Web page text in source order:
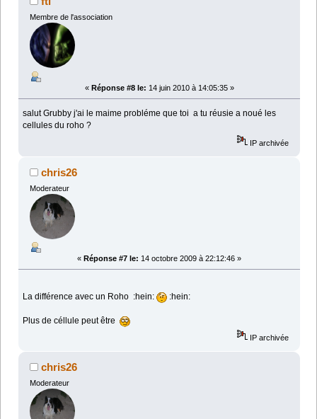
Membre de l'association
« Réponse #8 le: 14 juin 2010 à 14:05:35 »
salut Grubby j'ai le maime probléme que toi a tu réusie a noué les
cellules du roho ?
IP archivée
chris26
Moderateur
« Réponse #7 le: 14 octobre 2009 à 22:12:46 »
La différence avec un Roho :hein: :hein:
Plus de céllule peut être
IP archivée
chris26
Moderateur